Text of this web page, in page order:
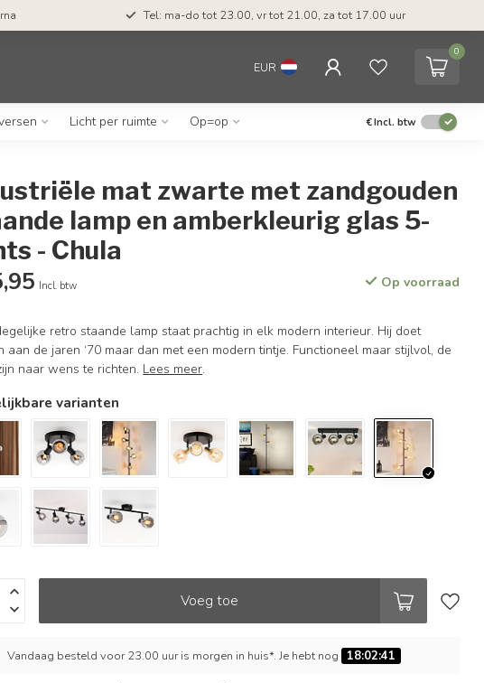
Tel: ma-do tot 23.00, vr tot 21.00, za tot 17.00 uur
EUR
0
Licht per ruimte Op=op €Incl. btw
mat zwarte met zandgouden
lamp en amberkleurig glas 5-
- Chula
Incl. btw Op voorraad
retro staande lamp staat prachtig in elk modern interieur. Hij doet
aan de jaren ‘70 maar dan met een modern tintje. Functioneel maar stijlvol, de
naar wens te richten. Lees meer.
varianten
Voeg toe
Vandaag besteld voor 23.00 uur is morgen in huis*. Je hebt nog 18:02:40